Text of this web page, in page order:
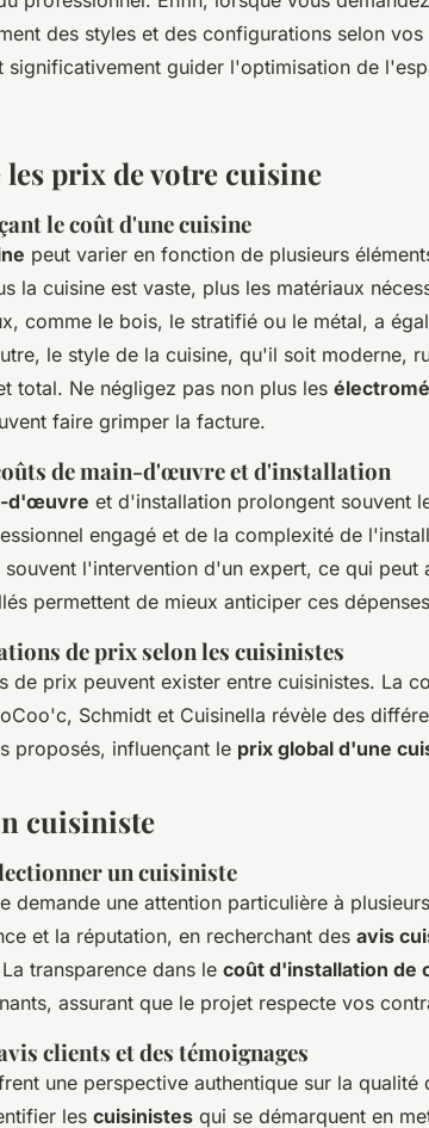
des styles et des configurations selon
significativement guider l'optimisation de
prix de votre cuisine
le coût d'une cuisine
peut varier en fonction de plusieurs
la cuisine est vaste, plus les matériaux
comme le bois, le stratifié ou le métal, a
le style de la cuisine, qu'il soit moderne,
total. Ne négligez pas non plus les
faire grimper la facture.
de main-d'œuvre et d'installation
d'œuvre et d'installation prolongent souvent
engagé et de la complexité de
l'intervention d'un expert, ce qui peut
permettent de mieux anticiper ces
de prix selon les cuisinistes
de prix peuvent exister entre cuisinistes. La
Schmidt et Cuisinella révèle des
proposés, influençant le prix global d'une
cuisiniste
un cuisiniste
demande une attention particulière à plusieurs
et la réputation, en recherchant des avis
transparence dans le coût d'installation de
assurant que le projet respecte vos
clients et des témoignages
une perspective authentique sur la
les cuisinistes qui se démarquent en